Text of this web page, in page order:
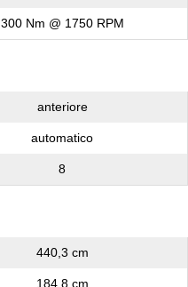
300 Nm @ 1750 RPM
anteriore
automatico
8
440,3 cm
184,8 cm